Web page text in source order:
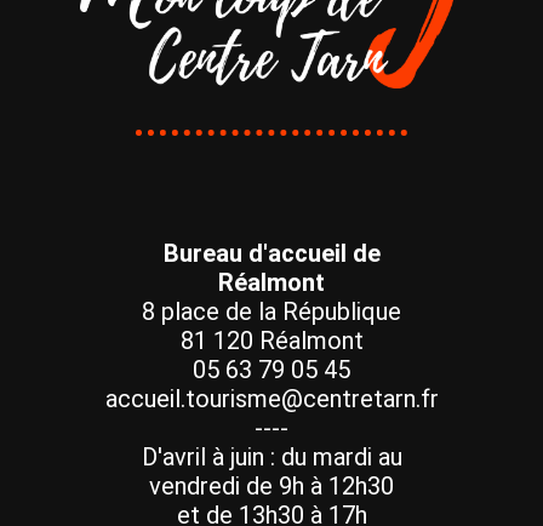
Bureau d'accueil de
Réalmont
8 place de la République
81 120 Réalmont
05 63 79 05 45
accueil.tourisme@centretarn.fr
----
D'avril à juin : du mardi au
vendredi de 9h à 12h30
et de 13h30 à 17h